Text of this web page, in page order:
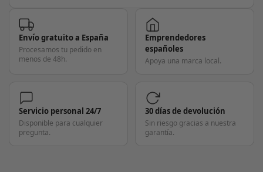
Envío gratuito a España
Procesamos tu pedido en
menos de 48h.
Emprendedores
españoles
Apoya una marca local.
Servicio personal 24/7
Disponible para cualquier
pregunta.
30 días de devolución
Sin riesgo gracias a nuestra
garantía.